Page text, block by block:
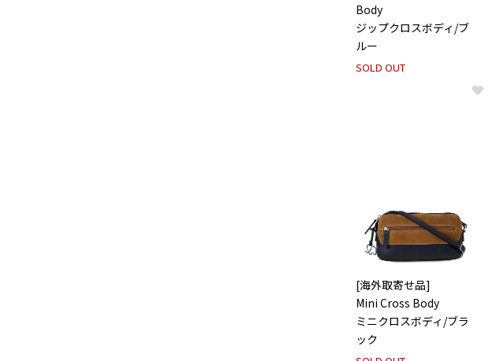
Body
ジップクロスボディ/ブ
ルー
SOLD OUT
[海外取寄せ品]
Mini Cross Body
ミニクロスボディ/ブラ
ック